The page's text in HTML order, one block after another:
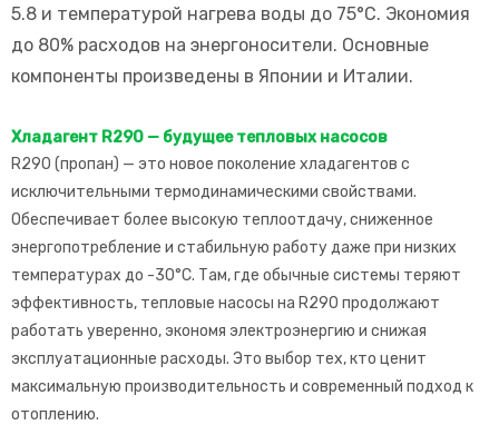
5.8 и температурой нагрева воды до 75°C. Экономия
до 80% расходов на энергоносители. Основные
компоненты произведены в Японии и Италии.
Хладагент R290 — будущее тепловых насосов
R290 (пропан) — это новое поколение хладагентов с
исключительными термодинамическими свойствами.
Обеспечивает более высокую теплоотдачу, сниженное
энергопотребление и стабильную работу даже при низких
температурах до -30°C. Там, где обычные системы теряют
эффективность, тепловые насосы на R290 продолжают
работать уверенно, экономя электроэнергию и снижая
эксплуатационные расходы. Это выбор тех, кто ценит
максимальную производительность и современный подход к
отоплению.